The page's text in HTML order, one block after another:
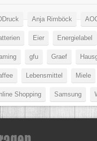
Anja Rimböck
Eier Energielabel
gfu Graef
Lebensmittel Miele
Shopping Samsung